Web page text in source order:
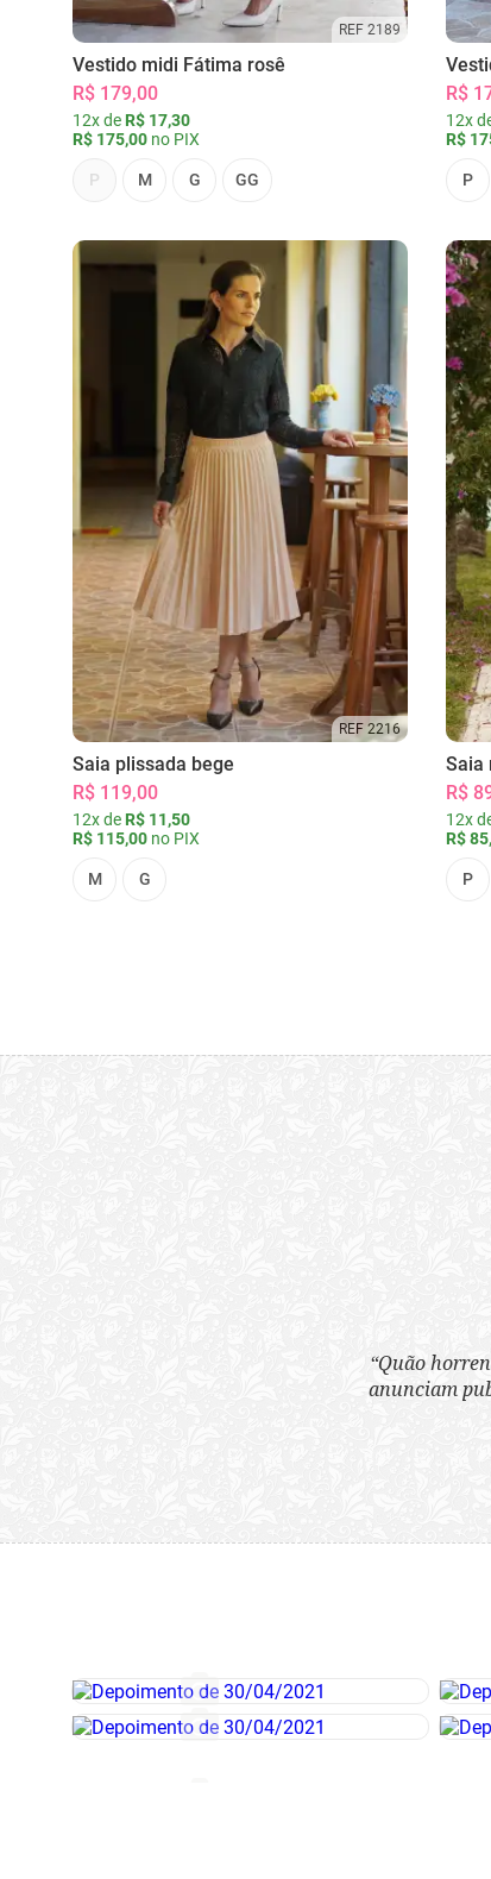
REF 2189
Vestido midi Fátima rosê
R$ 179,00
12x de R$ 17,30
R$ 175,00 no PIX
P M G GG
R$
12x
R$
P
REF 2216
Saia plissada bege
R$ 119,00
12x de R$ 11,50
R$ 115,00 no PIX
M G
Saia
R$
12x
R$
P
“Quão
anunciam